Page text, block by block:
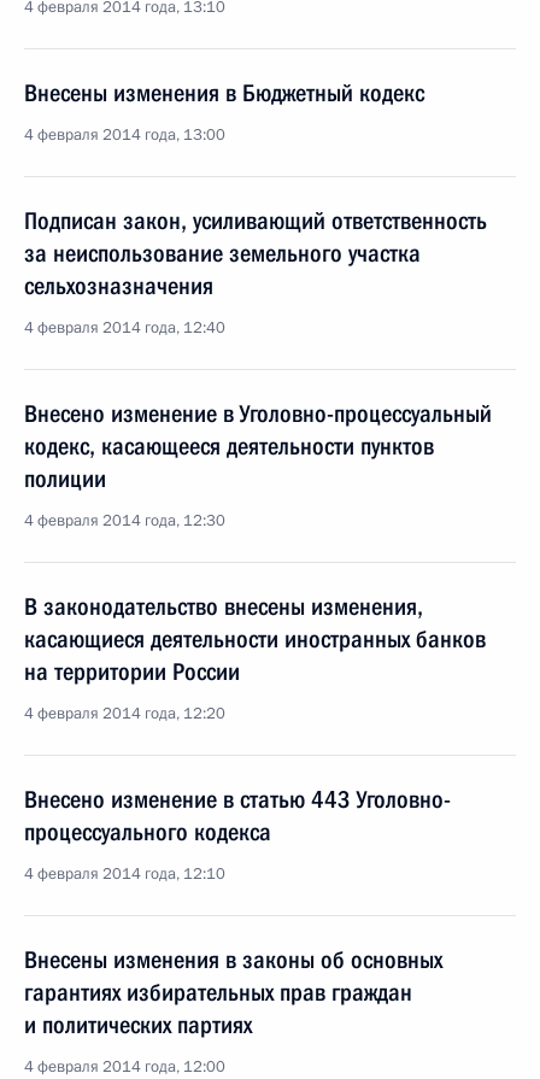
4 февраля 2014 года, 13:10
Внесены изменения в Бюджетный кодекс
4 февраля 2014 года, 13:00
Подписан закон, усиливающий ответственность
за неиспользование земельного участка
сельхозназначения
4 февраля 2014 года, 12:40
Внесено изменение в Уголовно-процессуальный
кодекс, касающееся деятельности пунктов
полиции
4 февраля 2014 года, 12:30
В законодательство внесены изменения,
касающиеся деятельности иностранных банков
на территории России
4 февраля 2014 года, 12:20
Внесено изменение в статью 443 Уголовно-
процессуального кодекса
4 февраля 2014 года, 12:10
Внесены изменения в законы об основных
гарантиях избирательных прав граждан
и политических партиях
4 февраля 2014 года, 12:00